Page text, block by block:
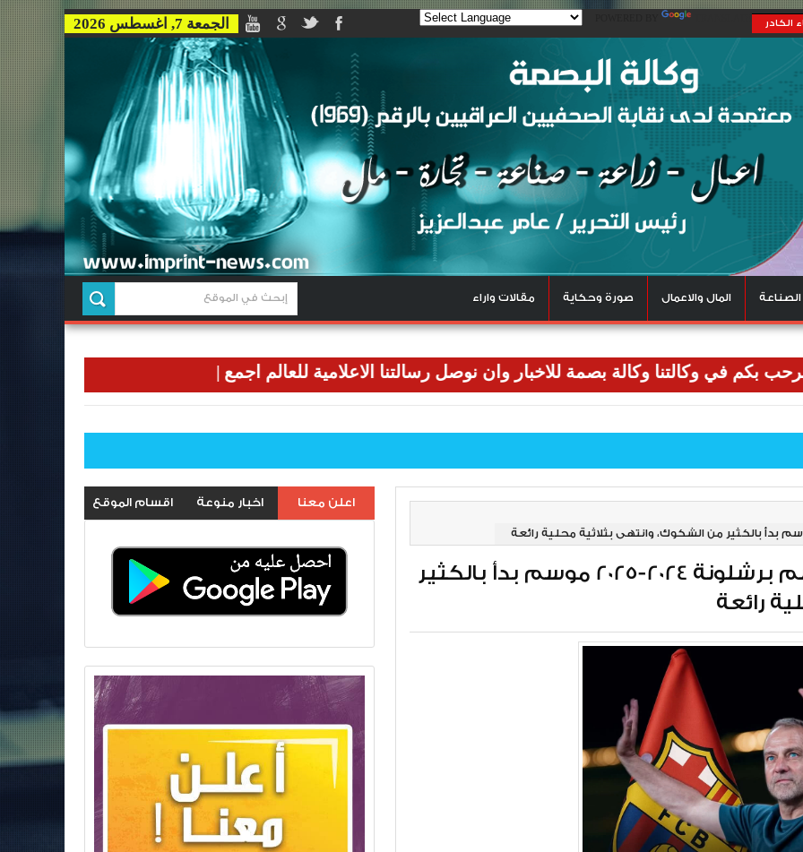
الكادر الجمعة 7, اغسطس 2026
الصناعة المال والاعمال صورة وحكاية مقالات واراء
في وكالتنا وكالة بصمة للاخبار وان نوصل رسالتنا الاعلامية للعالم اجمع|
وهكذا… أسدل الستار على موسم برشلونة 2024-2025 موسم بدأ بالكثير
رائعة
اعلن معنا اخبار منوعة اقسام الموقع